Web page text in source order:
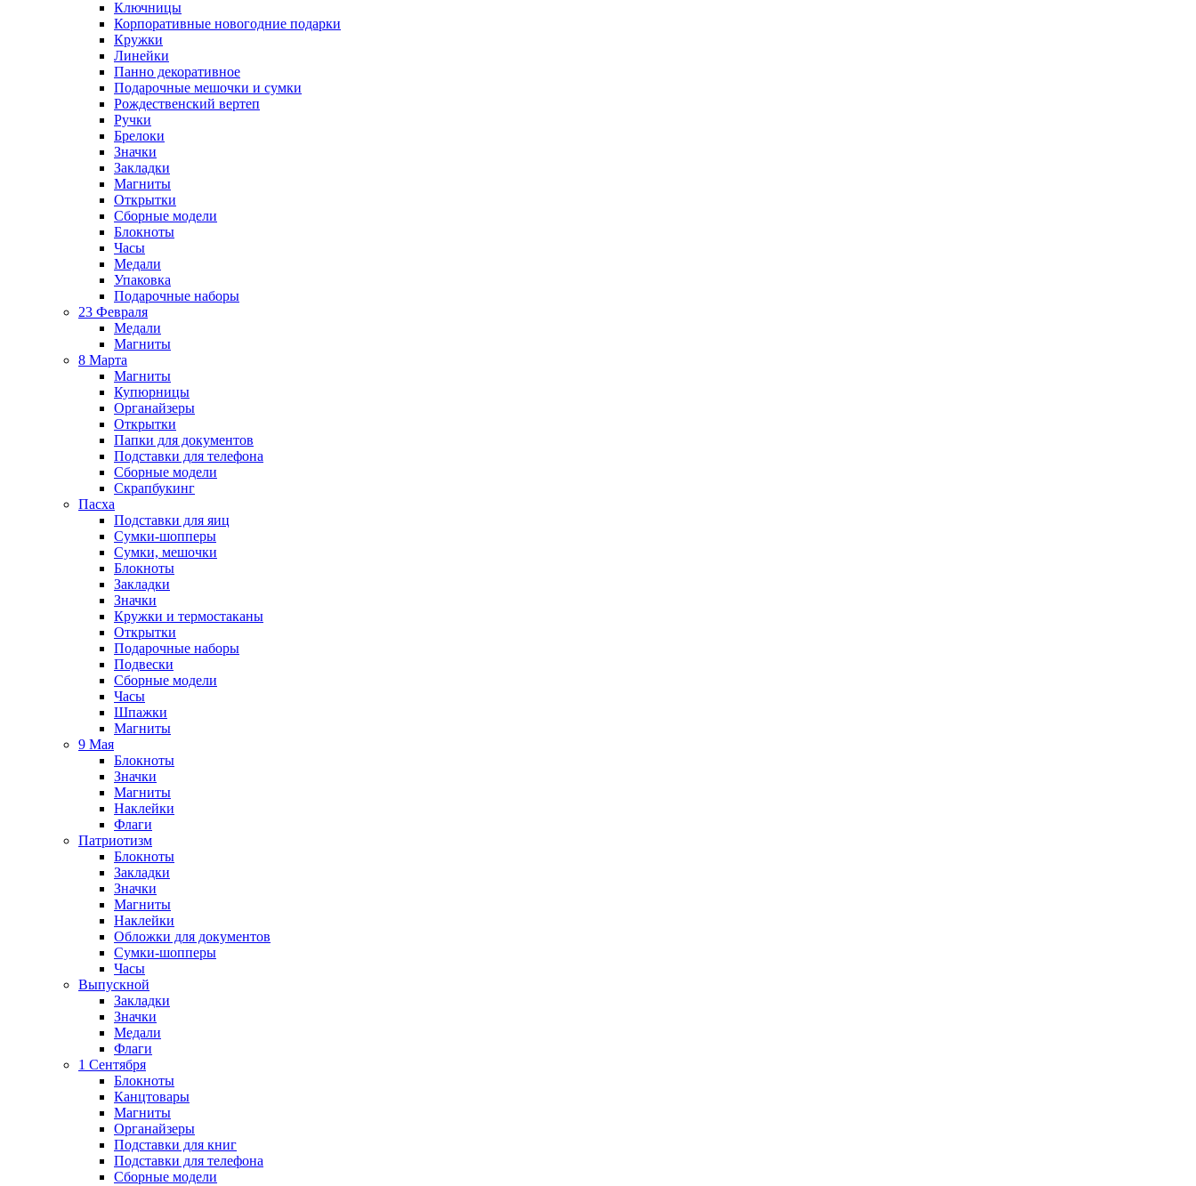
Ключницы
Корпоративные новогодние подарки
Кружки
Линейки
Панно декоративное
Подарочные мешочки и сумки
Рождественский вертеп
Ручки
Брелоки
Значки
Закладки
Магниты
Открытки
Сборные модели
Блокноты
Часы
Медали
Упаковка
Подарочные наборы
23 Февраля
Медали
Магниты
8 Марта
Магниты
Купюрницы
Органайзеры
Открытки
Папки для документов
Подставки для телефона
Сборные модели
Скрапбукинг
Пасха
Подставки для яиц
Сумки-шопперы
Сумки, мешочки
Блокноты
Закладки
Значки
Кружки и термостаканы
Открытки
Подарочные наборы
Подвески
Сборные модели
Часы
Шпажки
Магниты
9 Мая
Блокноты
Значки
Магниты
Наклейки
Флаги
Патриотизм
Блокноты
Закладки
Значки
Магниты
Наклейки
Обложки для документов
Сумки-шопперы
Часы
Выпускной
Закладки
Значки
Медали
Флаги
1 Сентября
Блокноты
Канцтовары
Магниты
Органайзеры
Подставки для книг
Подставки для телефона
Сборные модели